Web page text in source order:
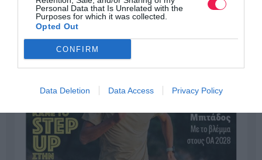
Personal Data that Is Unrelated with the
Purposes for which it was collected.
Opted Out
CONFIRM
Data Deletion Data Access Privacy Policy